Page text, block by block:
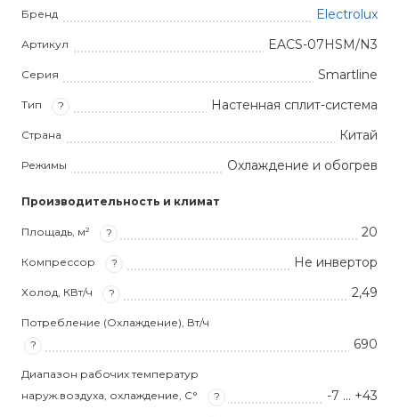
Бренд Electrolux
Артикул EACS-07HSM/N3
Серия Smartline
Тип ? Настенная сплит-система
Страна Китай
Режимы Охлаждение и обогрев
Производительность и климат
Площадь, м² ? 20
Компрессор ? Не инвертор
Холод, КВт/ч ? 2,49
Потребление (Охлаждение), Вт/ч
?
690
Диапазон рабочих температур
наруж.воздуха, охлаждение, С°
? -7 … +43